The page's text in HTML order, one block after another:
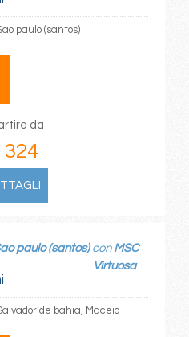
paulo (santos)
da
324
paulo (santos)con MSC
Virtuosa
de bahia, Maceio